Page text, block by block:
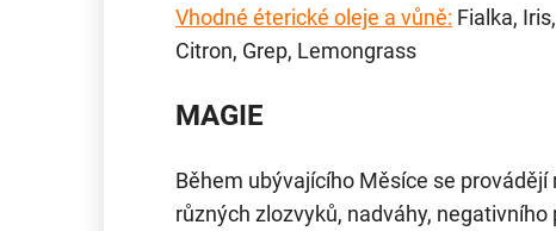
Vhodné éterické oleje a vůně: Fialka,
Citron, Grep, Lemongrass
MAGIE
Během ubývajícího Měsíce se
různých zlozvyků, nadváhy,